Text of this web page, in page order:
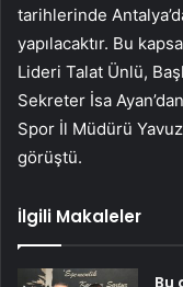
tarihlerinde
yapılacaktır. Bu
Lideri Talat Ünlü,
Sekreter İsa
Spor İl Müdürü
görüştü.
İlgili Makaleler
Bu